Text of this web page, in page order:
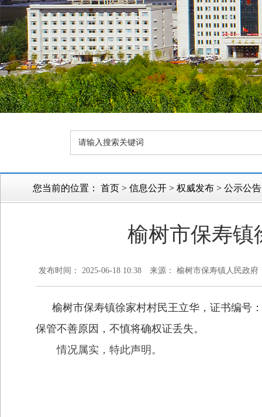
您当前的位置： 首页 > 信息公开 > 权威发布 > 公示公告
榆树市保寿镇
发布时间： 2025-06-18 10:38 来源： 榆树市保寿镇人民政府
榆树市保寿镇徐家村村民王立华，证书编号
保管不善原因， 不慎将确权证丢失。
情况属实，特此声明。